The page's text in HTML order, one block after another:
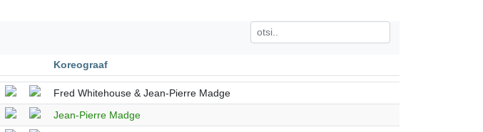
Koreograaf
Fred Whitehouse & Jean-Pierre Madge
Jean-Pierre Madge